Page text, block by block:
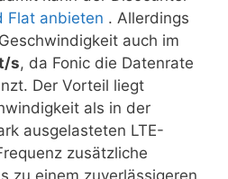
Flat anbieten . Allerdings
auch im
s, da Fonic die Datenrate
Der Vorteil liegt
als in der
ausgelasteten LTE-
zusätzliche
zu einem zuverlässigeren